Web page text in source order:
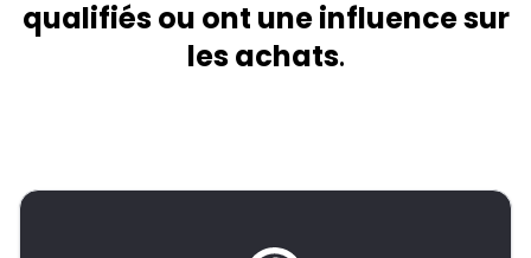
qualifiés ou ont une influence sur
les achats.